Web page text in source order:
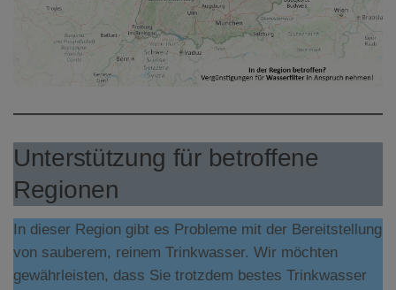
Unterstützung für betroffene
Regionen
In dieser Region gibt es Probleme mit der Bereitstellung
von sauberem, reinem Trinkwasser. Wir möchten
gewährleisten, dass Sie trotzdem bestes Trinkwasser